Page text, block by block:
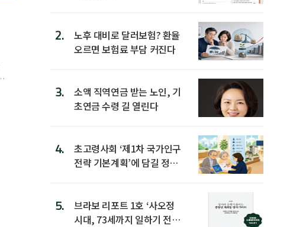
2.
노후 대비로 달러보험? 환율
오르면 보험료 부담 커진다
3.
소액 직역연금 받는 노인, 기
초연금 수령 길 열린다
4.
초고령사회 ‘제1차 국가인구
전략 기본계획’에 담길 정책
5.
브라보 리포트 1호 ‘사오정
시대, 73세까지 일하기 전략’